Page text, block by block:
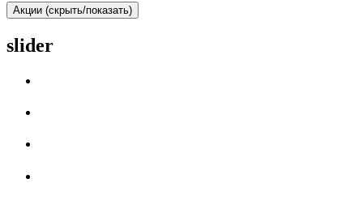
Акции (скрыть/показать)
slider